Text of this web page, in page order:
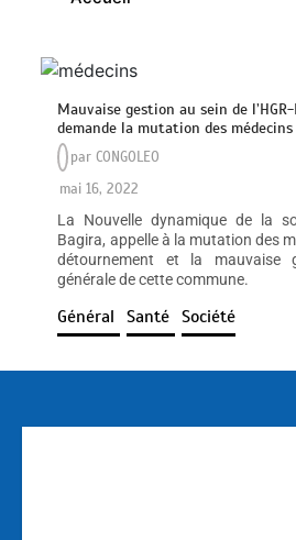
Mauvaise gestion au sein de l’HGR-
demande la mutation des
parCONGOLEO
mai 16, 2022
La Nouvelle dynamique de la
Bagira, appelle à la mutation des
détournement et la mauvaise
générale de cette commune.
Général Santé Société